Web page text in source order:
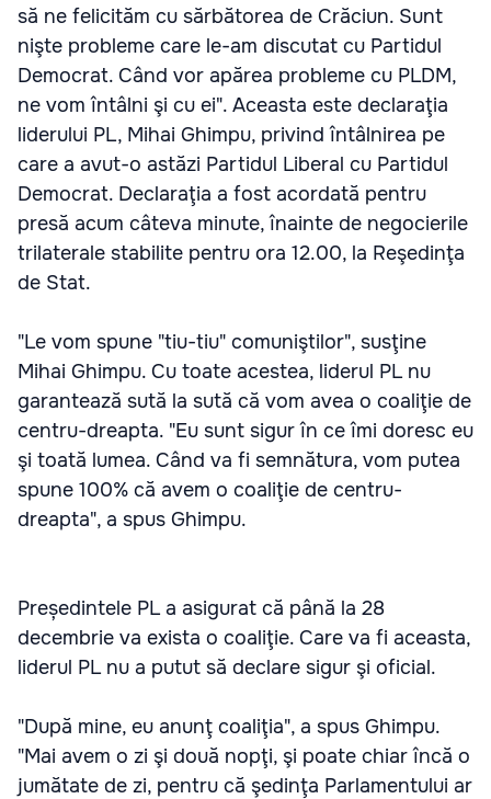
să ne felicităm cu sărbătorea de Crăciun. Sunt
nişte probleme care le-am discutat cu Partidul
Democrat. Când vor apărea probleme cu PLDM,
ne vom întâlni şi cu ei". Aceasta este declaraţia
liderului PL, Mihai Ghimpu, privind întâlnirea pe
care a avut-o astăzi Partidul Liberal cu Partidul
Democrat. Declaraţia a fost acordată pentru
presă acum câteva minute, înainte de negocierile
trilaterale stabilite pentru ora 12.00, la Reşedinţa
de Stat.
"Le vom spune "tiu-tiu" comuniştilor", susţine
Mihai Ghimpu. Cu toate acestea, liderul PL nu
garantează sută la sută că vom avea o coaliţie de
centru-dreapta. "Eu sunt sigur în ce îmi doresc eu
şi toată lumea. Când va fi semnătura, vom putea
spune 100% că avem o coaliţie de centru-
dreapta", a spus Ghimpu.
Președintele PL a asigurat că până la 28
decembrie va exista o coaliţie. Care va fi aceasta,
liderul PL nu a putut să declare sigur şi oficial.
"După mine, eu anunţ coaliţia", a spus Ghimpu.
"Mai avem o zi şi două nopţi, şi poate chiar încă o
jumătate de zi, pentru că şedinţa Parlamentului ar